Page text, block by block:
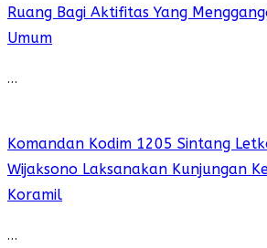
Ruang Bagi Aktifitas Yang
Umum
…
Komandan Kodim 1205 Sintang
Wijaksono Laksanakan Kunjungan
Koramil
…